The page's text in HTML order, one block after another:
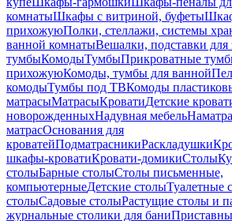
комнатыШкафы с витриной, буфеты
прихожуюПолки, стеллажи, системы
ванной комнатыВешалки, подставки для
тумбыКомодыТумбыПрикроватные
прихожуюКомоды, тумбы для ванной
комодыТумбы под ТВКомоды
матрасыМатрасыКроватиДетские
новорожденныхНадувная мебель
матрасОснования для
кроватейПодматрасникиРаскладушки
шкафы-кроватиКровати-домикиСтолы
столыБарные столыСтолы письменные,
компьютерныеДетские столыТуалетные
столыСадовые столыРастущие столы и
журнальные столики для бани